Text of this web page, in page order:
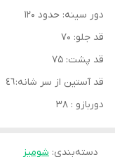
دور سینه: حدود ۱۲۰
قد جلو: ۷۰
قد پشت: ۷۵
قد آستين از سر شانه:٤٦
دوربازو : ٣٨
دسته‌بندی: شوميز